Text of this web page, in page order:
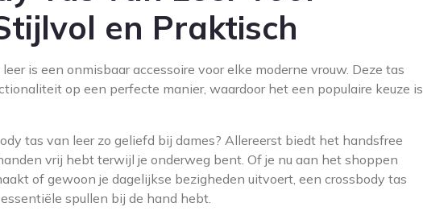
en Praktisch
is een onmisbaar accessoire voor elke moderne vrouw. Deze tas
op een perfecte manier, waardoor het een populaire keuze is
tas van leer zo geliefd bij dames? Allereerst biedt het handsfree
vrij hebt terwijl je onderweg bent. Of je nu aan het shoppen
of gewoon je dagelijkse bezigheden uitvoert, een crossbody tas
spullen bij de hand hebt.